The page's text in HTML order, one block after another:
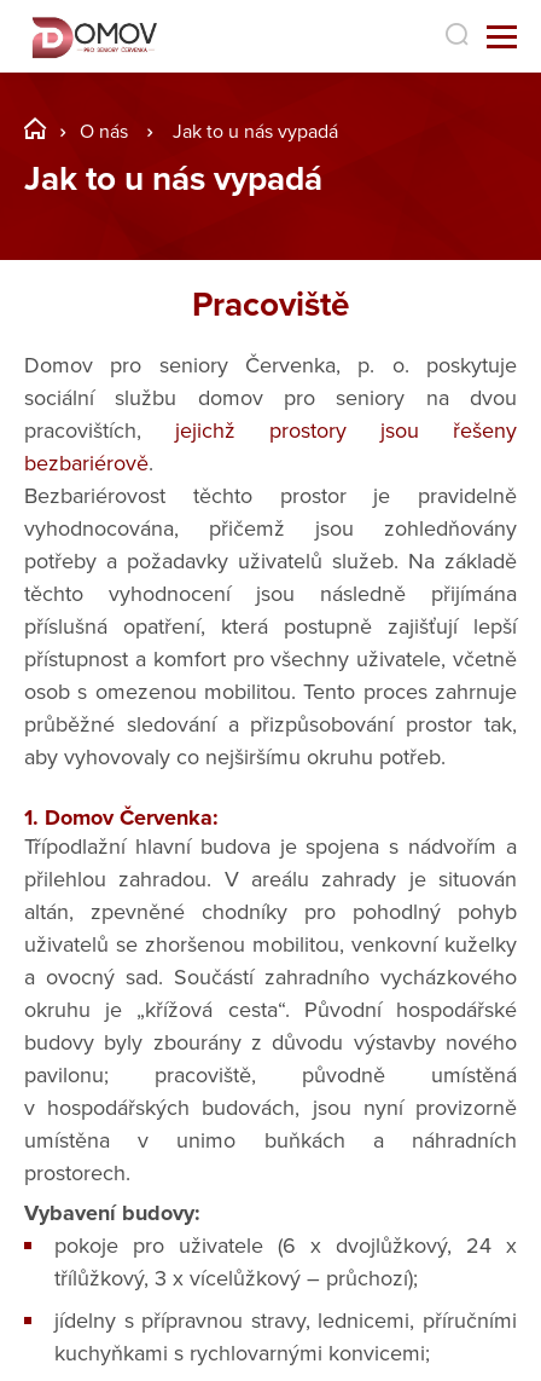
O nás Jak to u nás vypadá
Jak to u nás vypadá
Pracoviště
Domov pro seniory Červenka, p. o. poskytuje
sociální službu domov pro seniory na dvou
pracovištích, jejichž prostory jsou řešeny
bezbariérově.
Bezbariérovost těchto prostor je pravidelně
vyhodnocována, přičemž jsou zohledňovány
potřeby a požadavky uživatelů služeb. Na základě
těchto vyhodnocení jsou následně přijímána
příslušná opatření, která postupně zajišťují lepší
přístupnost a komfort pro všechny uživatele, včetně
osob s omezenou mobilitou. Tento proces zahrnuje
průběžné sledování a přizpůsobování prostor tak,
aby vyhovovaly co nejširšímu okruhu potřeb.
1. Domov Červenka:
Třípodlažní hlavní budova je spojena s nádvořím a
přilehlou zahradou. V areálu zahrady je situován
altán, zpevněné chodníky pro pohodlný pohyb
uživatelů se zhoršenou mobilitou, venkovní kuželky
a ovocný sad. Součástí zahradního vycházkového
okruhu je „křížová cesta“. Původní hospodářské
budovy byly zbourány z důvodu výstavby nového
pavilonu; pracoviště, původně umístěná
v hospodářských budovách, jsou nyní provizorně
umístěna v unimo buňkách a náhradních
prostorech.
Vybavení budovy:
pokoje pro uživatele (6 x dvojlůžkový, 24 x
třílůžkový, 3 x vícelůžkový – průchozí);
jídelny s přípravnou stravy, lednicemi, příručními
kuchyňkami s rychlovarnými konvicemi;